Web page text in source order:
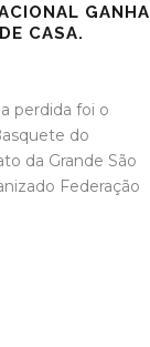
GANHA
CASA.
perdida foi o
do
da Grande São
Federação